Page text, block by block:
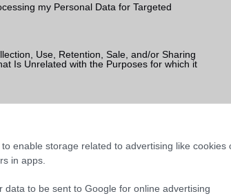
my Personal Data for Targeted
Use, Retention, Sale, and/or Sharing
Is Unrelated with the Purposes for which it
enable storage related to advertising like cookies
in apps.
data to be sent to Google for online advertising
híreiért!